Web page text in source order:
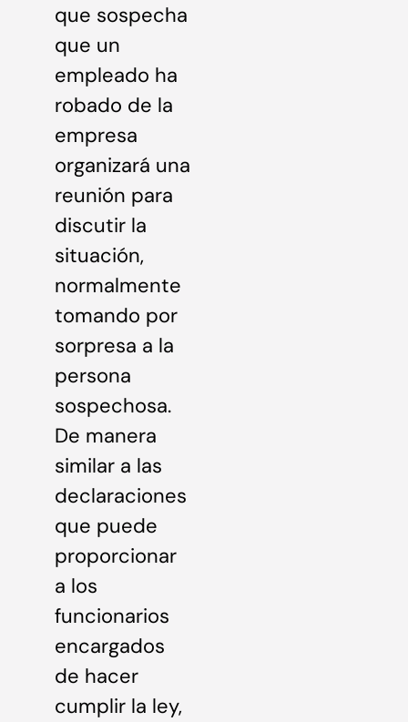
que sospecha
que un
empleado ha
robado de la
empresa
organizará una
reunión para
discutir la
situación,
normalmente
tomando por
sorpresa a la
persona
sospechosa.
De manera
similar a las
declaraciones
que puede
proporcionar
a los
funcionarios
encargados
de hacer
cumplir la ley,